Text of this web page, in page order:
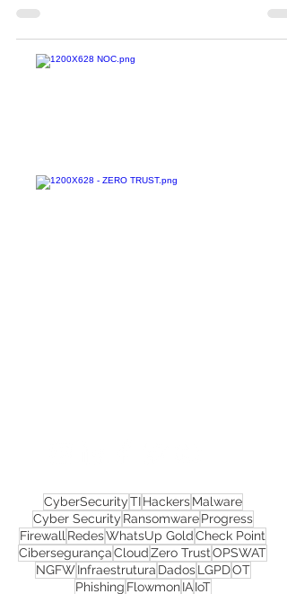
cibernéticos, a segurança em Tecnologia...
CyberSecurityTIHackersMalware
Cyber SecurityRansomwareProgress
FirewallRedesWhatsUp Gold Check Point